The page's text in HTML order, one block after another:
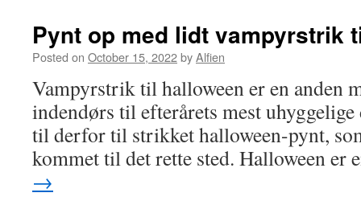
Pynt op med lidt vampyrstrik
Posted on October 15, 2022byAlfien
Vampyrstrik til halloween er en anden
indendørs til efterårets mest uhyggelige
til derfor til strikket halloween-pynt,
kommet til det rette sted. Halloween
→